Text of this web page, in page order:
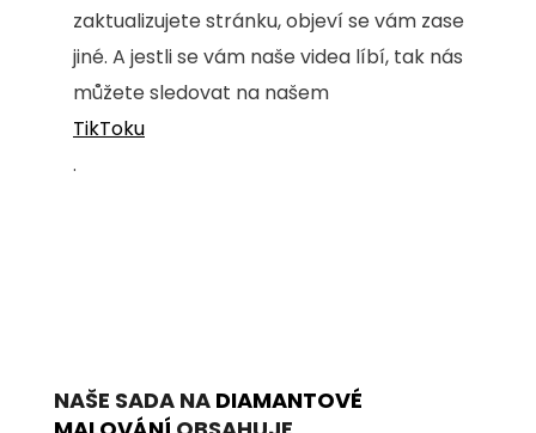
zaktualizujete stránku, objeví se vám zase
jiné. A jestli se vám naše videa líbí, tak nás
můžete sledovat na našem
TikToku
.
NAŠE SADA NA DIAMANTOVÉ